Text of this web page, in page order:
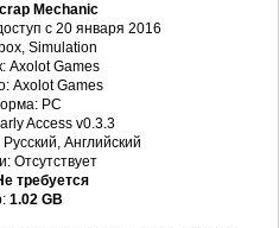
Mechanic
с 20 января 2016
Simulation
Axolot Games
Axolot Games
PC
Access v0.3.3
Английский
Отсутствует
требуется
1.02 GB